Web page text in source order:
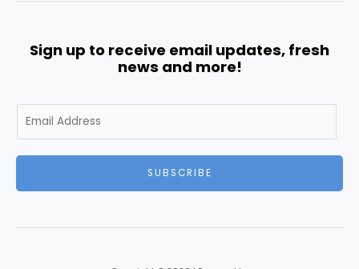
Sign up to receive email updates, fresh
news and more!
m
SUBSCRIBE